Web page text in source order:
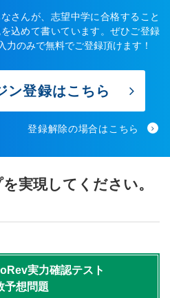
さんが、志望中学に合格すること
込めて書いています。ぜひご登録
力のみで無料でご登録頂けます！
ン登録はこちら
登録解除の場合はこちら
実現してください。
実力確認テスト
予想問題